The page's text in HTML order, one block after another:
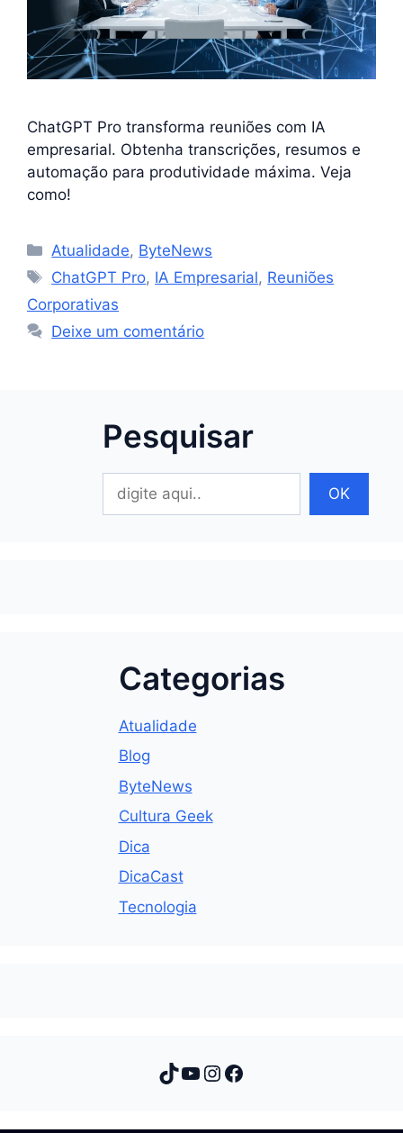
ChatGPT Pro transforma reuniões com IA
empresarial. Obtenha transcrições, resumos e
automação para produtividade máxima. Veja
como!
Categorias
Atualidade, ByteNews
Tags
ChatGPT Pro, IA Empresarial, Reuniões
Corporativas
Deixe um comentário
Pesquisar
OK
Categorias
Atualidade
Blog
ByteNews
Cultura Geek
Dica
DicaCast
Tecnologia
TikTok
Youtube
Instagram
Facebook